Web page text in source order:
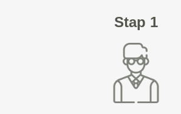
Stap 1